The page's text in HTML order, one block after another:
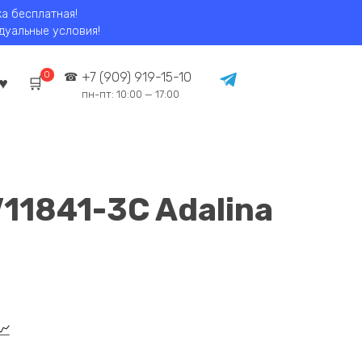
бесплатная!
условия!
0 +7 (909) 919-15-10
пн-пт: 10:00 — 17:00
3C Adalina